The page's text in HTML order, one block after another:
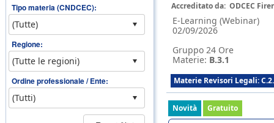
Tipo materia (CNDCEC):
Regione:
Ordine professionale / Ente:
Accreditato da: ODCEC
E-Learning (Webinar)
02/09/2026
Gruppo 24 Ore
Materie: B.3.1
Materie Revisori Legali:
Novità Gratuito